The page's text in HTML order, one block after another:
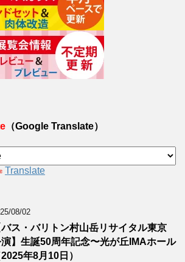
（Google Translate）
Translate
08/02
バス・バリトン村山岳リサイタル東京
】生誕50周年記念〜光が丘IMAホール
2025年8月10日）